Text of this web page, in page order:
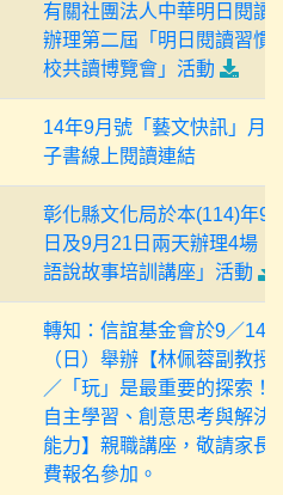
有關社團法人中華明日閱讀
辦理第二屆「明日閱讀習慣
校共讀博覽會」活動
14年9月號「藝文快訊」月
子書線上閱讀連結
彰化縣文化局於本(114)年9
日及9月21日兩天辦理4場「
語說故事培訓講座」活動
轉知：信誼基金會於9／14
（日）舉辦【林佩蓉副教授
／「玩」是最重要的探索！
自主學習、創意思考與解決
能力】親職講座，敬請家長
費報名參加。